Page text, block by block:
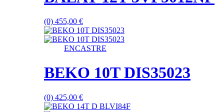
(0) 455,00 €
ENCASTRE
BEKO 10T DIS35023
(0) 425,00 €